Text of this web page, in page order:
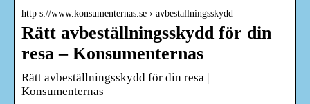
http s://www.konsumenternas.se › avbestallningsskydd
Rätt avbeställningsskydd för din
resa – Konsumenternas
Rätt avbeställningsskydd för din resa |
Konsumenternas